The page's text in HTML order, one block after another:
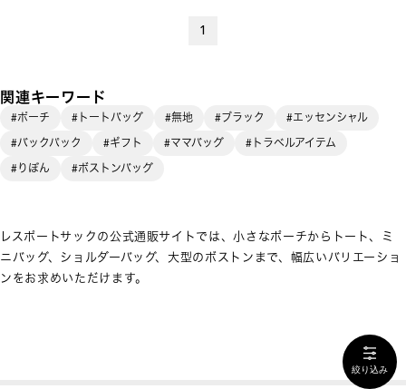
1
関連キーワード
#ポーチ #トートバッグ #無地 #ブラック
#エッセンシャル
#バックパック
#ギフト #ママバッグ
#トラベルアイテム
#りぼん
#ボストンバッグ
レスポートサックの公式通販サイトでは、小さなポーチからトート、ミ
ニバッグ、ショルダーバッグ、大型のボストンまで、幅広いバリエーショ
ンをお求めいただけます。
絞り込み